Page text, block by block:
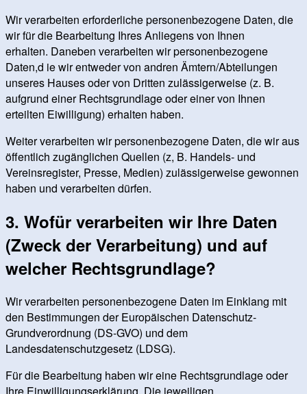
Wir verarbeiten erforderliche personenbezogene Daten, die
wir für die Bearbeitung Ihres Anliegens von Ihnen
erhalten. Daneben verarbeiten wir personenbezogene
Daten,d ie wir entweder von andren Ämtern/Abteilungen
unseres Hauses oder von Dritten zulässigerweise (z. B.
aufgrund einer Rechtsgrundlage oder einer von Ihnen
erteilten Eiwilligung) erhalten haben.
Weiter verarbeiten wir personenbezogene Daten, die wir aus
öffentlich zugänglichen Quellen (z, B. Handels- und
Vereinsregister, Presse, Medien) zulässigerweise gewonnen
haben und verarbeiten dürfen.
3. Wofür verarbeiten wir Ihre Daten
(Zweck der Verarbeitung) und auf
welcher Rechtsgrundlage?
Wir verarbeiten personenbezogene Daten im Einklang mit
den Bestimmungen der Europäischen Datenschutz-
Grundverordnung (DS-GVO) und dem
Landesdatenschutzgesetz (LDSG).
Für die Bearbeitung haben wir eine Rechtsgrundlage oder